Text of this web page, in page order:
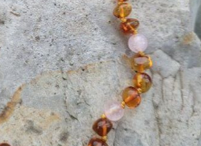
ROSE